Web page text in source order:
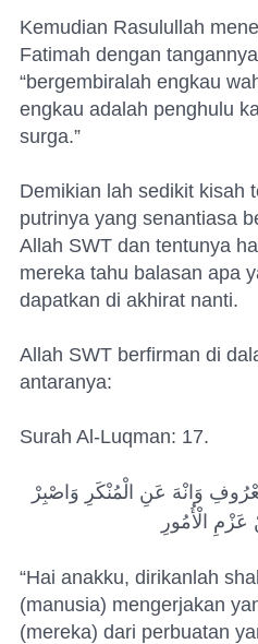
Kemudian Rasulullah
Fatimah dengan
“bergembiralah engkau
engkau adalah penghulu
surga.”
Demikian lah sedikit kisah
putrinya yang senantiasa
Allah SWT dan tentunya
mereka tahu balasan apa
dapatkan di akhirat nanti.
Allah SWT berfirman di
antaranya:
Surah Al-Luqman: 17.
وَانْهَ عَنِ الْمُنْكَرِ وَاصْبِرْ
الْأُمُورِ
“Hai anakku, dirikanlah
(manusia) mengerjakan
(mereka) dari perbuatan